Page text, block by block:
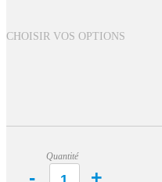
CHOISIR VOS OPTIONS
Quantité